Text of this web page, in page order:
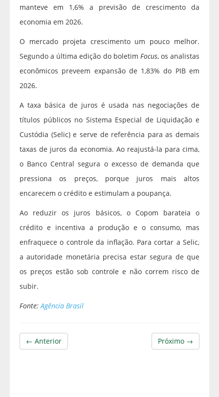
manteve em 1,6% a previsão de crescimento da
economia em 2026.
O mercado projeta crescimento um pouco melhor.
Segundo a última edição do boletim Focus, os analistas
econômicos preveem expansão de 1,83% do PIB em
2026.
A taxa básica de juros é usada nas negociações de
títulos públicos no Sistema Especial de Liquidação e
Custódia (Selic) e serve de referência para as demais
taxas de juros da economia. Ao reajustá-la para cima,
o Banco Central segura o excesso de demanda que
pressiona os preços, porque juros mais altos
encarecem o crédito e estimulam a poupança.
Ao reduzir os juros básicos, o Copom barateia o
crédito e incentiva a produção e o consumo, mas
enfraquece o controle da inflação. Para cortar a Selic,
a autoridade monetária precisa estar segura de que
os preços estão sob controle e não correm risco de
subir.
Fonte: Agência Brasil
Próximo →
← Anterior